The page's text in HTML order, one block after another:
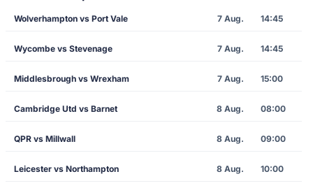
Wolverhampton vs Port Vale 7 Aug. 14:45
Wycombe vs Stevenage 7 Aug. 14:45
Middlesbrough vs Wrexham 7 Aug. 15:00
Cambridge Utd vs Barnet 8 Aug. 08:00
QPR vs Millwall 8 Aug. 09:00
Leicester vs Northampton 8 Aug. 10:00